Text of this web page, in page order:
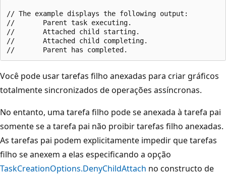
// The example displays the following output:
//       Parent task executing.
//       Attached child starting.
//       Attached child completing.
Você pode usar tarefas filho anexadas para criar gráficos
totalmente sincronizados de operações assíncronas.
No entanto, uma tarefa filho pode se anexada à tarefa pai
somente se a tarefa pai não proibir tarefas filho anexadas.
As tarefas pai podem explicitamente impedir que tarefas
filho se anexem a elas especificando a opção
TaskCreationOptions.DenyChildAttach no constructo de